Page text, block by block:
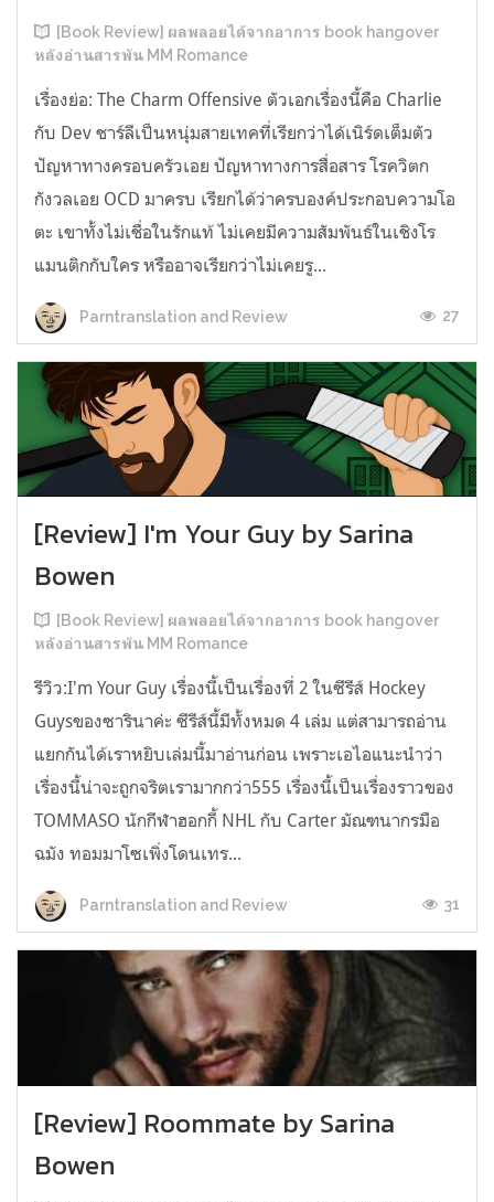
[Book Review] ผลพลอยได้จากอาการ book hangover
หลังอ่านสารพัน MM Romance
เรื่องย่อ: The Charm Offensive ตัวเอกเรื่องนี้คือ Charlie
กับ Dev ชาร์ลีเป็นหนุ่มสายเทคที่เรียกว่าได้เนิร์ดเต็มตัว
ปัญหาทางครอบครัวเอย ปัญหาทางการสื่อสาร โรควิตก
กังวลเอย OCD มาครบ เรียกได้ว่าครบองค์ประกอบความโอ
ตะ เขาทั้งไม่เชื่อในรักแท้ ไม่เคยมีความสัมพันธ์ในเชิงโร
แมนติกกับใคร หรืออาจเรียกว่าไม่เคยรู...
Parntranslation and Review 27
[Review] I'm Your Guy by Sarina
Bowen
[Book Review] ผลพลอยได้จากอาการ book hangover
หลังอ่านสารพัน MM Romance
รีวิว:I'm Your Guy เรื่องนี้เป็นเรื่องที่ 2 ในซีรีส์ Hockey
Guysของซารินาค่ะ ซีรีส์นี้มีทั้งหมด 4 เล่ม แต่สามารถอ่าน
แยกกันได้เราหยิบเล่มนี้มาอ่านก่อน เพราะเอไอแนะนำว่า
เรื่องนี้น่าจะถูกจริตเรามากกว่า555 เรื่องนี้เป็นเรื่องราวของ
TOMMASO นักกีฬาฮอกกี้ NHL กับ Carter มัณฑนากรมือ
ฉมัง ทอมมาโซเพิ่งโดนเทร...
Parntranslation and Review 31
[Review] Roommate by Sarina
Bowen